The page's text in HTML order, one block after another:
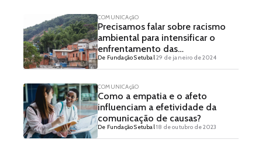
COMUNICAçãO
Precisamos falar sobre racismo
ambiental para intensificar o
enfrentamento das
desigualdades
De Fundação Setubal29 de janeiro de 2024
COMUNICAçãO
Como a empatia e o afeto
influenciam a efetividade da
comunicação de causas?
De Fundação Setubal18 de outubro de 2023